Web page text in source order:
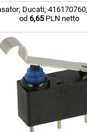
Ducati;
od 6,65PLN netto